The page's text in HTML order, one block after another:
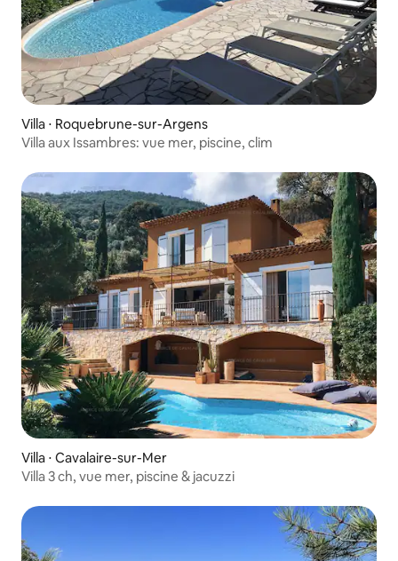
Villa ⋅ Roquebrune-sur-Argens
Villa aux Issambres: vue mer, piscine, clim
Villa ⋅ Cavalaire-sur-Mer
Villa 3 ch, vue mer, piscine & jacuzzi